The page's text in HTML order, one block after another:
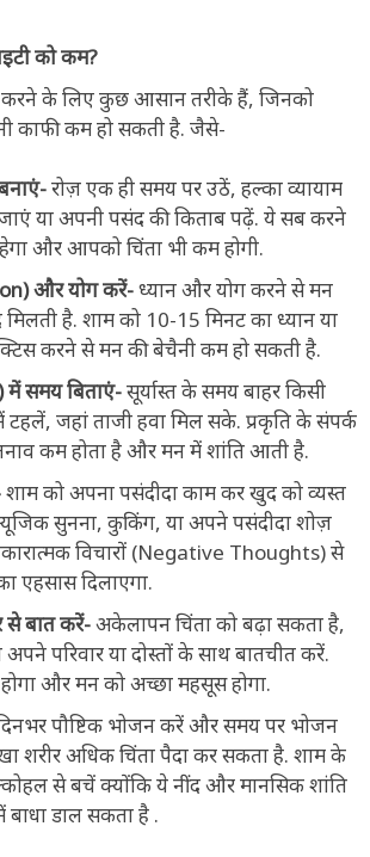
को कम?
करने के लिए कुछ आसान तरीके हैं, जिनको
काफी कम हो सकती है. जैसे-
रोज़ एक ही समय पर उठें, हल्का व्यायाम
या अपनी पसंद की किताब पढ़ें. ये सब करने
और आपको चिंता भी कम होगी.
और योग करें-ध्यान और योग करने से मन
है. शाम को 10-15 मिनट का ध्यान या
करने से मन की बेचैनी कम हो सकती है.
समय बिताएं-सूर्यास्त के समय बाहर किसी
टहलें, जहां ताजी हवा मिल सके. प्रकृति के संपर्क
कम होता है और मन में शांति आती है.
शाम को अपना पसंदीदा काम कर खुद को व्यस्त
सुनना, कुकिंग, या अपने पसंदीदा शोज़
विचारों (Negative Thoughts) से
एहसास दिलाएगा.
से बात करें-अकेलापन चिंता को बढ़ा सकता है,
परिवार या दोस्तों के साथ बातचीत करें.
और मन को अच्छा महसूस होगा.
पौष्टिक भोजन करें और समय पर भोजन
अधिक चिंता पैदा कर सकता है. शाम के
से बचें क्योंकि ये नींद और मानसिक शांति
डाल सकता है .